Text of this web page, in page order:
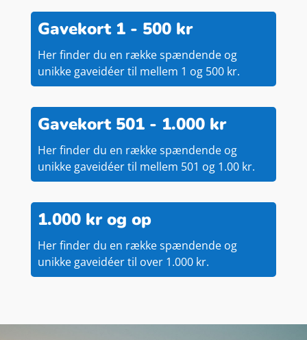
Gavekort 1 - 500 kr
Her finder du en række spændende og
unikke gaveidéer til mellem 1 og 500 kr.
Gavekort 501 - 1.000 kr
Her finder du en række spændende og
unikke gaveidéer til mellem 501 og 1.00 kr.
1.000 kr og op
Her finder du en række spændende og
unikke gaveidéer til over 1.000 kr.